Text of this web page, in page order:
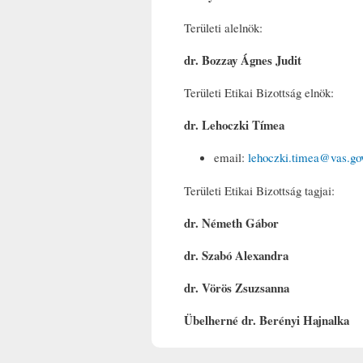
Területi alelnök:
dr. Bozzay Ágnes Judit
Területi Etikai Bizottság elnök:
dr. Lehoczki Tímea
email:
Területi Etikai Bizottság tagjai:
dr. Németh Gábor
dr. Szabó Alexandra
dr. Vörös Zsuzsanna
Übelherné dr. Berényi Hajnalka